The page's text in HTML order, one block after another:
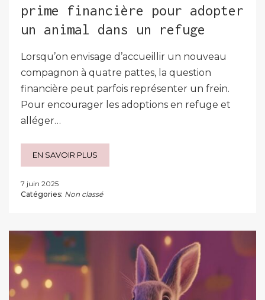
prime financière pour adopter
un animal dans un refuge
Lorsqu’on envisage d’accueillir un nouveau
compagnon à quatre pattes, la question
financière peut parfois représenter un frein.
Pour encourager les adoptions en refuge et
alléger…
EN SAVOIR PLUS
7 juin 2025
Catégories: Non classé